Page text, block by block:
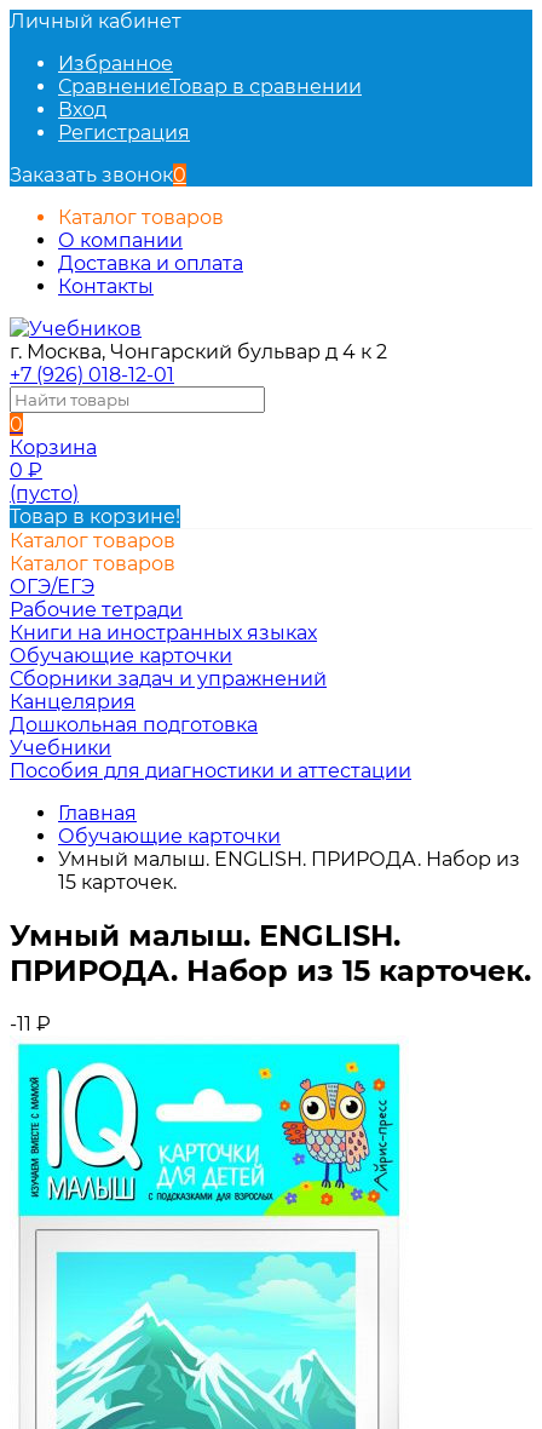
Личный кабинет
Избранное
СравнениеТовар в сравнении
Вход
Регистрация
Заказать звонок0
Каталог товаров
О компании
Доставка и оплата
Контакты
г. Москва, Чонгарский бульвар д 4 к 2
+7 (926) 018-12-01
0
Корзина
0 ₽
(пусто)
Товар в корзине!
Каталог товаров
Каталог товаров
ОГЭ/ЕГЭ
Рабочие тетради
Книги на иностранных языках
Обучающие карточки
Сборники задач и упражнений
Канцелярия
Дошкольная подготовка
Учебники
Пособия для диагностики и аттестации
Главная
Обучающие карточки
Умный малыш. ENGLISH. ПРИРОДА. Набор из
15 карточек.
Умный малыш. ENGLISH.
ПРИРОДА. Набор из 15 карточек.
-11 ₽